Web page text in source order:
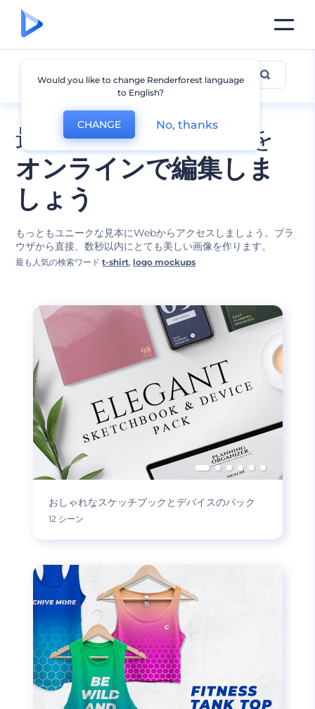
最高のモックアップを
オンラインで編集しま
しょう
もっともユニークな見本にWebからアクセスしましょう。ブラ
ウザから直接、数秒以内にとても美しい画像を作ります。
モックアップ・デザイン
最も人気の検索ワードt-shirt, logo mockups
おしゃれなスケッチブックとデバイスのパック
12 シーン
Would you like to change Renderforest language
to English?
CHANGE No, thanks